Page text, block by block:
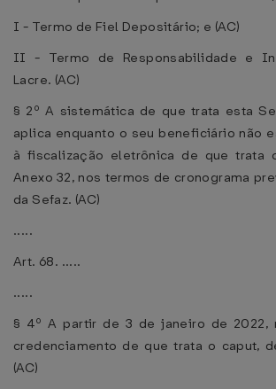
I - Termo de Fiel Depositário; e (AC)
II - Termo de Responsabilidade e
Lacre. (AC)
§ 2º A sistemática de que trata esta
aplica enquanto o seu beneficiário não
à fiscalização eletrônica de que
Anexo 32, nos termos de cronograma
da Sefaz. (AC)
.....
Art. 68. .....
.....
§ 4º A partir de 3 de janeiro de 2022,
credenciamento de que trata o caput,
(AC)